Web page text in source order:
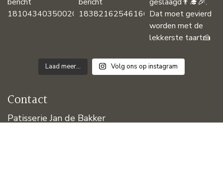
Laad meer... Volg ons op instagram
Contact
Patisserie Jan de Bakker